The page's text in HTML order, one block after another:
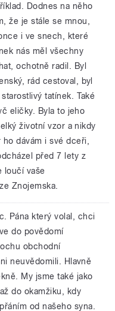
Dodnes na něho
že je stále se mnou,
i ve snech, které
nás měl všechny
ochotně radil. Byl
rád cestoval, byl
tatínek. Také
eličky. Byla to jeho
životní vzor a nikdy
dávám i své dceři,
před 7 lety z
loučí vaše
Znojemska.
Pána který volal, chci
do povědomí
obchodní
neuvědomili. Hlavně
My jsme také jako
do okamžiku, kdy
od našeho syna.